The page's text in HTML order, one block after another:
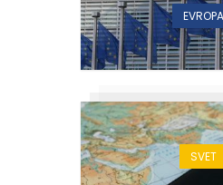
EVROPA
SVET